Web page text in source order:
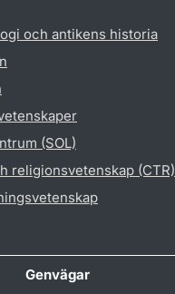
och antikens historia
(SOL)
religionsvetenskap (CTR)
Genvägar